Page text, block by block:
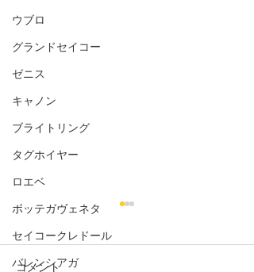
ウブロ
グランドセイコー
ゼニス
キャノン
ブライトリング
タグホイヤー
ロエベ
ボッテガヴェネタ
セイコークレドール
バレンシアガ
コメント